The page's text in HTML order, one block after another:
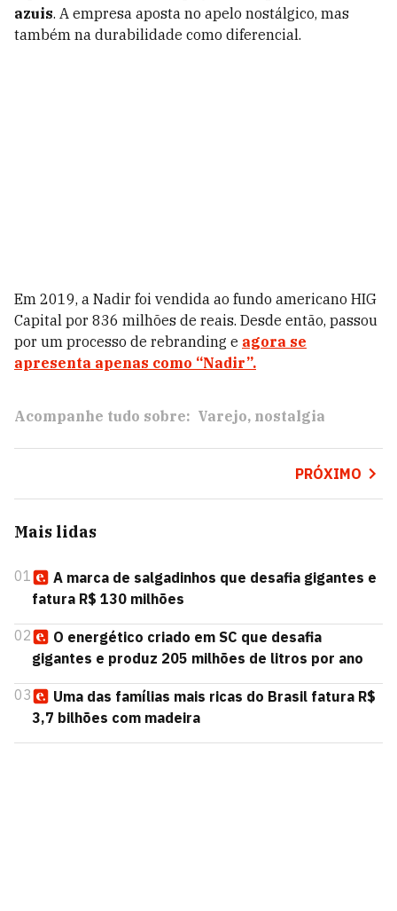
azuis. A empresa aposta no apelo nostálgico, mas
também na durabilidade como diferencial.
Em 2019, a Nadir foi vendida ao fundo americano HIG
Capital por 836 milhões de reais. Desde então, passou
por um processo de rebranding e agora se
apresenta apenas como “Nadir”.
Acompanhe tudo sobre: Varejo nostalgia
PRÓXIMO
Mais lidas
01
A marca de salgadinhos que desafia gigantes e
fatura R$ 130 milhões
02
O energético criado em SC que desafia
gigantes e produz 205 milhões de litros por ano
03
Uma das famílias mais ricas do Brasil fatura R$
3,7 bilhões com madeira